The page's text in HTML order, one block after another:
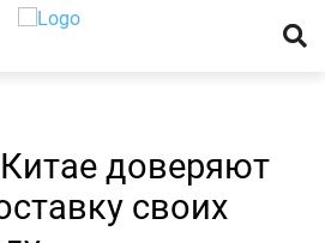
доверяют
своих